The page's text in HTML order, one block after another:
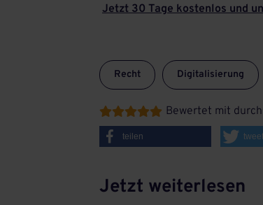
Jetzt 30 Tage kostenlos und
Recht Digitalisierung
 Bewertet mit
teilen tweet
Jetzt weiterlesen